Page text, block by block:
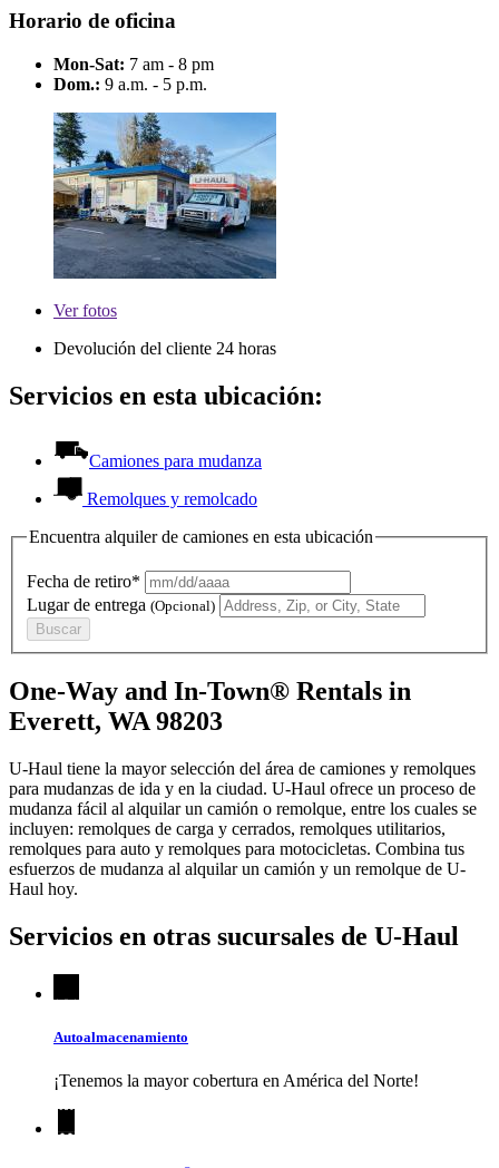
Horario de oficina
Mon-Sat: 7 am - 8 pm
Dom.: 9 a.m. - 5 p.m.
Verfotos
Devolución del cliente 24 horas
Servicios en esta ubicación:
Camiones para mudanza
Remolques y remolcado
Encuentra alquiler de camiones en esta ubicación
Fecha de retiro*
Lugar de entrega (Opcional)
Buscar
One-Way and In-Town® Rentals in
Everett, WA 98203
U-Haul tiene la mayor selección del área de camiones y remolques
para mudanzas de ida y en la ciudad. U-Haul ofrece un proceso de
mudanza fácil al alquilar un camión o remolque, entre los cuales se
incluyen: remolques de carga y cerrados, remolques utilitarios,
remolques para auto y remolques para motocicletas. Combina tus
esfuerzos de mudanza al alquilar un camión y un remolque de U-
Haul hoy.
Servicios en otras sucursales de U-Haul
Autoalmacenamiento
¡Tenemos la mayor cobertura en América del Norte!